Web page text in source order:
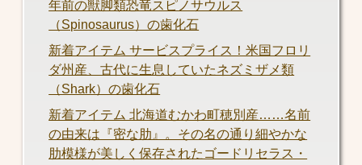
年前の獣脚類恐竜スピノサウルス
（Spinosaurus）の歯化石
新着アイテム サービスプライス！米国フロリ
ダ州産、古代に生息していたネズミザメ類
（Shark）の歯化石
新着アイテム 北海道むかわ町穂別産……名前
の由来は『密な肋』。その名の通り細やかな
肋模様が美しく保存されたゴードリセラス・